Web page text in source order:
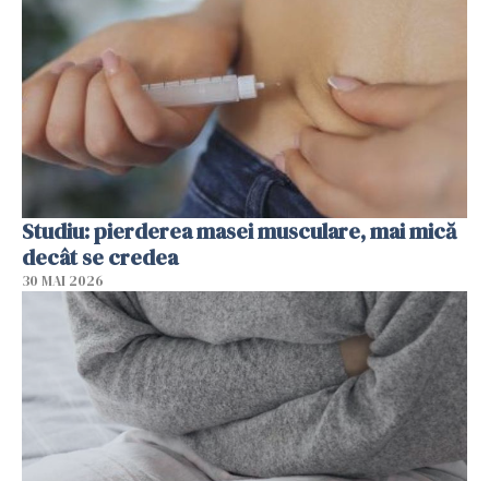
Studiu: pierderea masei musculare, mai mică
decât se credea
30 MAI 2026